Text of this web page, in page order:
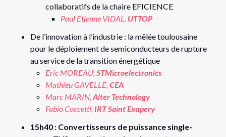
collaboratifs de la chaire EFICIENCE
Paul Etienne VIDAL, UTTOP
De l’innovation à l’industrie : la mêlée toulousaine
pour le déploiement de semiconducteurs de rupture
au service de la transition énergétique
Eric MOREAU, STMicroelectronics
Mathieu GAVELLE, CEA
Marc MARIN, Alter Technology
Fabio Coccetti, IRT Saint Exupery
15h40 : Convertisseurs de puissance single-